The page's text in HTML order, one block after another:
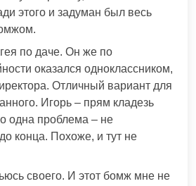
этого и задуман был весь
по даче. Он же по
оказался одноклассником,
Отличный вариант для
Игорь – прям кладезь
одна проблема – не
конца. Похоже, и тут не
своего. И этот бомж мне не